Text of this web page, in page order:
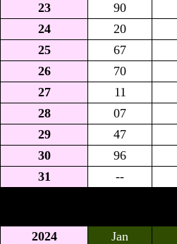
23
90
24
20
25
67
26
70
27
11
28
07
29
47
30
96
31
--
2024 Jan